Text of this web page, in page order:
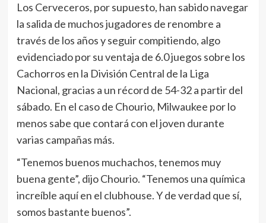
Los Cerveceros, por supuesto, han sabido navegar
la salida de muchos jugadores de renombre a
través de los años y seguir compitiendo, algo
evidenciado por su ventaja de 6.0 juegos sobre los
Cachorros en la División Central de la Liga
Nacional, gracias a un récord de 54-32 a partir del
sábado. En el caso de Chourio, Milwaukee por lo
menos sabe que contará con el joven durante
varias campañas más.
“Tenemos buenos muchachos, tenemos muy
buena gente”, dijo Chourio. “Tenemos una química
increíble aquí en el clubhouse. Y de verdad que sí,
somos bastante buenos”.